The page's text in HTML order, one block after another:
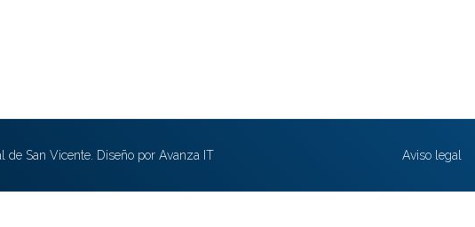
San Vicente. Diseño por Avanza IT Aviso legal